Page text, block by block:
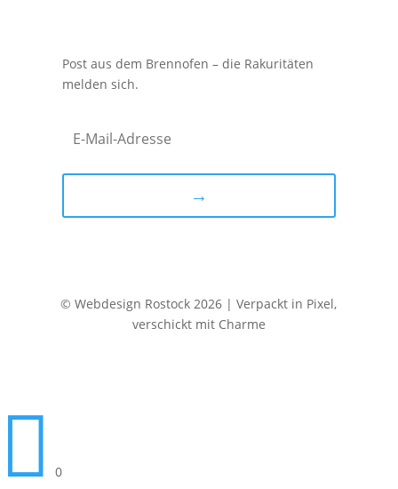
Post aus dem Brennofen – die Rakuritäten
melden sich.
→
© Webdesign Rostock 2026 | Verpackt in Pixel,
verschickt mit Charme
 0